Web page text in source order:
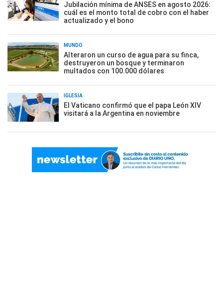
Jubilación mínima de ANSES en agosto 2026:
cuál es el monto total de cobro con el haber
actualizado y el bono
MUNDO
Alteraron un curso de agua para su finca,
destruyeron un bosque y terminaron
multados con 100.000 dólares
IGLESIA
El Vaticano confirmó que el papa León XIV
visitará a la Argentina en noviembre